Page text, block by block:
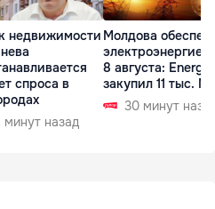
недвижимости
спроса в
минут назад
Молдова
электроэнергией
8 августа:
закупил 11 тыс.
30 минут